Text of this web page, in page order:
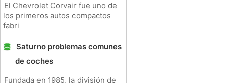
El Chevrolet Corvair fue uno de
los primeros autos compactos
fabri
Saturno problemas comunes
de coches
Fundada en 1985, la división de